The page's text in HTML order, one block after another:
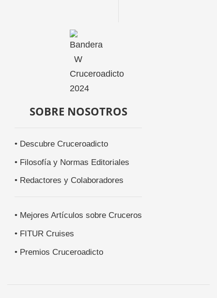
SOBRE NOSOTROS
• Descubre Cruceroadicto
• Filosofía y Normas Editoriales
• Redactores y Colaboradores
• Mejores Artículos sobre Cruceros
• FITUR Cruises
• Premios Cruceroadicto